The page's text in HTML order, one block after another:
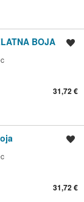
BOJA
31,72 €
31,72 €